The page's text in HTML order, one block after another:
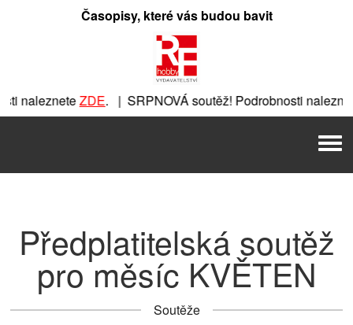
Časopisy, které vás budou bavit
nalezneteZDE. | SRPNOVÁ soutěž! Podrobnosti naleznete
. | SRPNOVÁ
Předplatitelská soutěž
pro měsíc KVĚTEN
Soutěže